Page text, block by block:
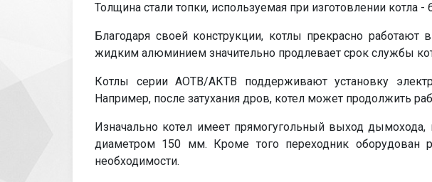
Толщина стали топки, используемая при изготовлении котла
Благодаря своей конструкции, котлы прекрасно
жидким алюминием значительно продлевает срок службы
Котлы серии АОТВ/АКТВ поддерживают установку
Например, после затухания дров, котел может продолжить
Изначально котел имеет прямогугольный выход
диаметром 150 мм. Кроме того переходник оборудован
необходимости.